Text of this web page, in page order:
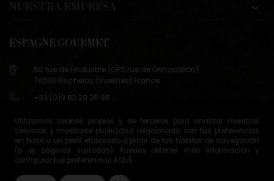
Utilizamos cookies propias y de terceros para analizar nuestros
servicios y mostrarte publicidad relacionada con tus preferencias
en base a un perfil elaborado a partir de tus hábitos de navegación
(p. ej. páginas visitadas). Puedes obtener más información y
configurar tus preferencias AQUÍ.
ESPAGNE GOURMET
60 rue de l'industrie (GPS rue de l'innovation)
78200 Buchelay (Yvelines) France
+33 (0)9 83 29 36 98
78200 Buchelay (Yvelines) France
Contáctanos
Condiciones generales de venta